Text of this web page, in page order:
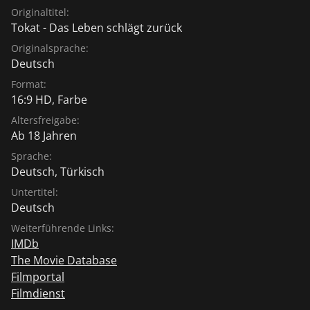
Originaltitel:
Tokat - Das Leben schlägt zurück
Originalsprache:
Deutsch
Format:
16:9 HD, Farbe
Altersfreigabe:
Ab 18 Jahren
Sprache:
Deutsch, Türkisch
Untertitel:
Deutsch
Weiterführende Links:
IMDb
The Movie Database
Filmportal
Filmdienst